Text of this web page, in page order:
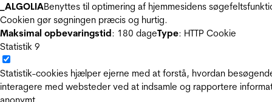
_ALGOLIABenyttes til optimering af hjemmesidens
Cookien gør søgningen præcis og hurtig.
Maksimal opbevaringstid: 180 dageType: HTTP Cookie
Statistik 9
Statistik-cookies hjælper ejerne med at forstå, hvordan
interagere med websteder ved at indsamle og rapportere